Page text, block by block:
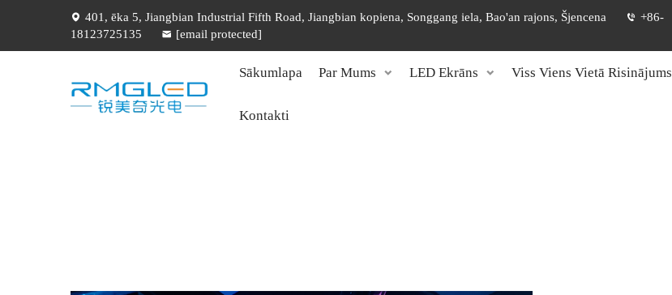
401, ēka 5, Jiangbian Industrial Fifth Road, Jiangbian kopiena, Songgang iela, Bao'an rajons, Šjencena
+86-
18123725135
[email protected]
Sākumlapa Par Mums LED Ekrāns Viss Viens Vietā Risinājums
Kontakti